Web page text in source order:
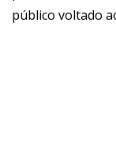
público voltado